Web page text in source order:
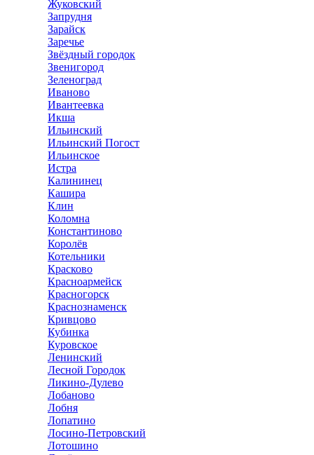
Жуковский
Запрудня
Зарайск
Заречье
Звёздный городок
Звенигород
Зеленоград
Иваново
Ивантеевка
Икша
Ильинский
Ильинский Погост
Ильинское
Истра
Калининец
Кашира
Клин
Коломна
Константиново
Королёв
Котельники
Красково
Красноармейск
Красногорск
Краснознаменск
Кривцово
Кубинка
Куровское
Ленинский
Лесной Городок
Ликино-Дулево
Лобаново
Лобня
Лопатино
Лосино-Петровский
Лотошино